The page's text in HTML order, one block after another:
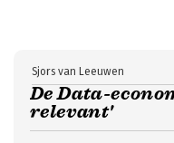
De Data-
relevant'
Sjors van Leeuwen